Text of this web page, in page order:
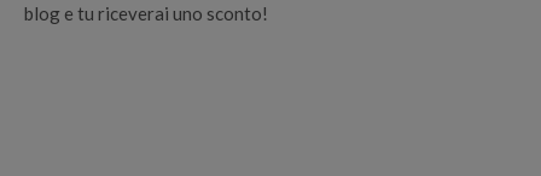
blog e tu riceverai uno sconto!